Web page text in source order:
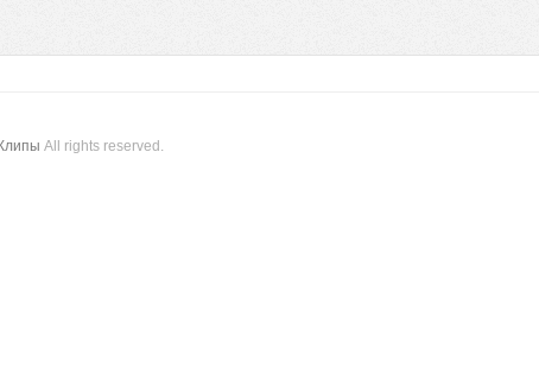
All rights reserved.